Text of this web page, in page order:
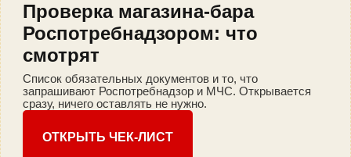
Проверка магазина-бара
Роспотребнадзором: что
смотрят
Список обязательных документов и то, что
запрашивают Роспотребнадзор и МЧС. Открывается
сразу, ничего оставлять не нужно.
ОТКРЫТЬ ЧЕК-ЛИСТ